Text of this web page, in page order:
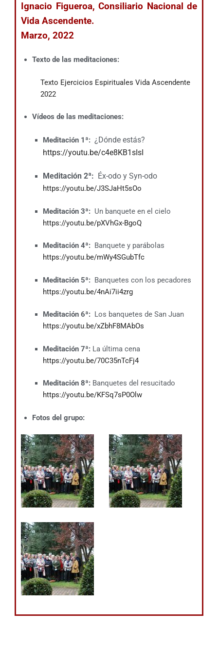
Ignacio Figueroa, Consiliario Nacional de
Vida Ascendente.
Marzo, 2022
Texto de las meditaciones:
Texto Ejercicios Espirituales Vida Ascendente
2022
Vídeos de las meditaciones:
Meditación 1ª: ¿Dónde estás?
https://youtu.be/c4e8KB1sIsI
Meditación 2ª: Éx-odo y Syn-odo
https://youtu.be/J3SJaHt5sOo
Meditación 3ª: Un banquete en el cielo
https://youtu.be/pXVhGx-BgoQ
Meditación 4ª: Banquete y parábolas
https://youtu.be/mWy4SGubTfc
Meditación 5ª: Banquetes con los pecadores
https://youtu.be/4nAi7ii4zrg
Meditación 6ª: Los banquetes de San Juan
https://youtu.be/xZbhF8MAbOs
Meditación 7ª: La última cena
https://youtu.be/70C35nTcFj4
Meditación 8ª: Banquetes del resucitado
https://youtu.be/KFSq7sP0Olw
Fotos del grupo: